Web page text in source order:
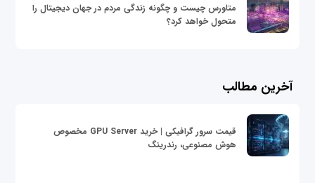
متاورس چیست و چگونه زندگی مردم در جهان دیجیتال را
متحول خواهد کرد؟
آخرین مطالب
قیمت سرور گرافیکی | خرید GPU Server مخصوص
هوش مصنوعی، رندرینگ